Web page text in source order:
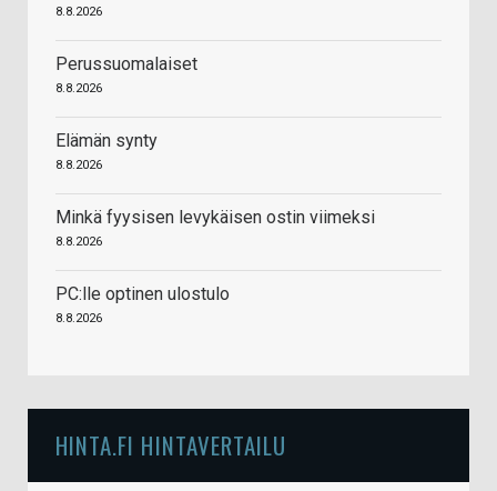
8.8.2026
Perussuomalaiset
8.8.2026
Elämän synty
8.8.2026
Minkä fyysisen levykäisen ostin viimeksi
8.8.2026
PC:lle optinen ulostulo
8.8.2026
HINTA.FI HINTAVERTAILU